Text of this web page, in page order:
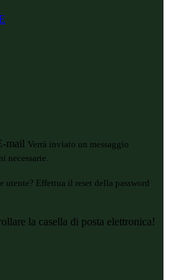
mail Verrà inviato un messaggio
necessarie.
utente? Effettua il reset della password
la casella di posta elettronica!